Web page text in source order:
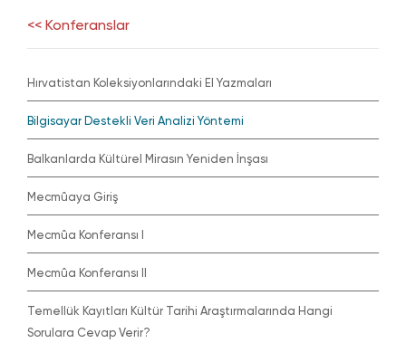
<< Konferanslar
Hırvatistan Koleksiyonlarındaki El Yazmaları
Bilgisayar Destekli Veri Analizi Yöntemi
Balkanlarda Kültürel Mirasın Yeniden İnşası
Mecmûaya Giriş
Mecmûa Konferansı I
Mecmûa Konferansı II
Temellük Kayıtları Kültür Tarihi Araştırmalarında Hangi
Sorulara Cevap Verir?